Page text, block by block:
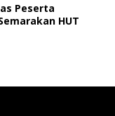
Peserta
HUT